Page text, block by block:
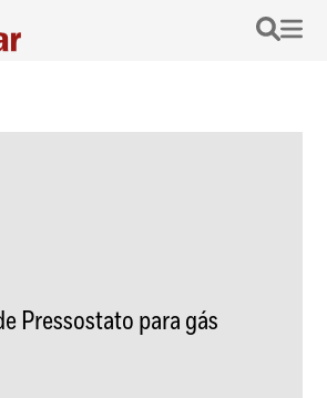
Pressostato para gás